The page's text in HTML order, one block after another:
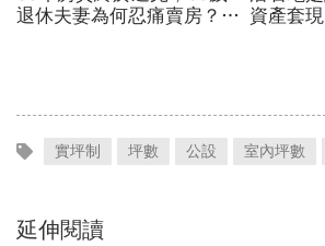
退休夫妻為何忍痛賣房？
資產套
國，沉
實坪制 坪數 公設 室內坪數
延伸閱讀